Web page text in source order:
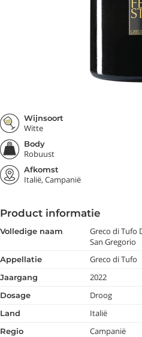
Wijnsoort
Witte
Body
Robuust
Afkomst
Italië, Campanië
Product informatie
volledige naam
Greco di Tufo
San Gregorio
appellatie Greco di Tufo
jaargang 2022
dosage Droog
land Italië
regio Campanië